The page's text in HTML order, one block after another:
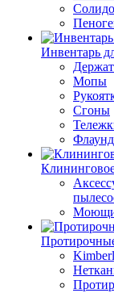
Инвентарь
Мопы
Сгоны